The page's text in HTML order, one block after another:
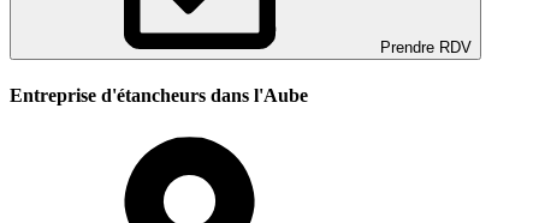
Prendre RDV
Entreprise d'étancheurs dans l'Aube